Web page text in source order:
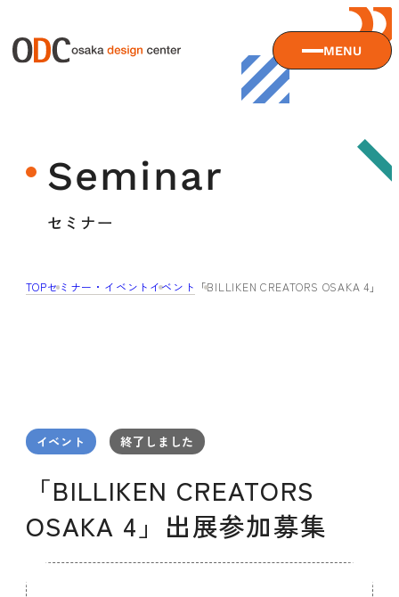
MENU
大阪デザインセンターとは
沿革
サービス
ODCデザイン相談デスク
企業研修
ODCビジネスマッチング
イベント
デザインコラム
よくある質問
Seminar
セミナー
TOPセミナー・イベント イベント 「BILLIKEN CREATORS OSAKA 4」出
イベント 終了しました
「BILLIKEN CREATORS
OSAKA 4」出展参加募集